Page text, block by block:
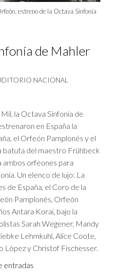
estreno de la Octava Sinfonía
de Mahler
NACIONAL
la Octava Sinfonía de
en España la
el Orfeón Pamplonés y el
batuta del maestro Frühbeck
ambos orfeones para
Un elenco de lujo: La
de España, el Coro de la
Pamplonés, Orfeón
Antara Korai, bajo la
Sarah Wegener, Mandy
Lehmkuhl, Alice Coote,
López y Christof Fischesser.
entradas